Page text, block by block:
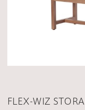
FLEX-WIZ